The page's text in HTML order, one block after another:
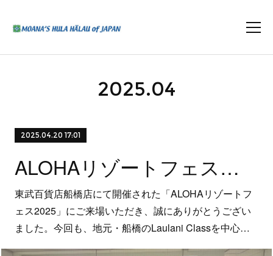
2025.04
2025.04.20 17:01
ALOHAリゾートフェス応援Mahalo！
東武百貨店船橋店にて開催された「ALOHAリゾートフ
ェス2025」にご来場いただき、誠にありがとうござい
ました。今回も、地元・船橋のLaulani Classを中心…